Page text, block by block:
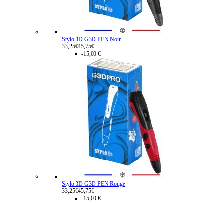
Stylo 3D G3D PEN Noir
33,25€45,75€
-15,00 €
Stylo 3D G3D PEN Rouge
33,25€45,75€
-15,00 €